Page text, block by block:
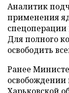
Аналитик
применения
спецоперации
Для полного
освободить
Ранее
освобождении